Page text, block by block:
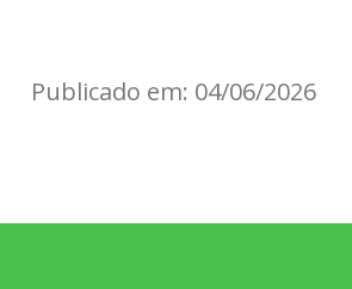
Publicado em: 04/06/2026